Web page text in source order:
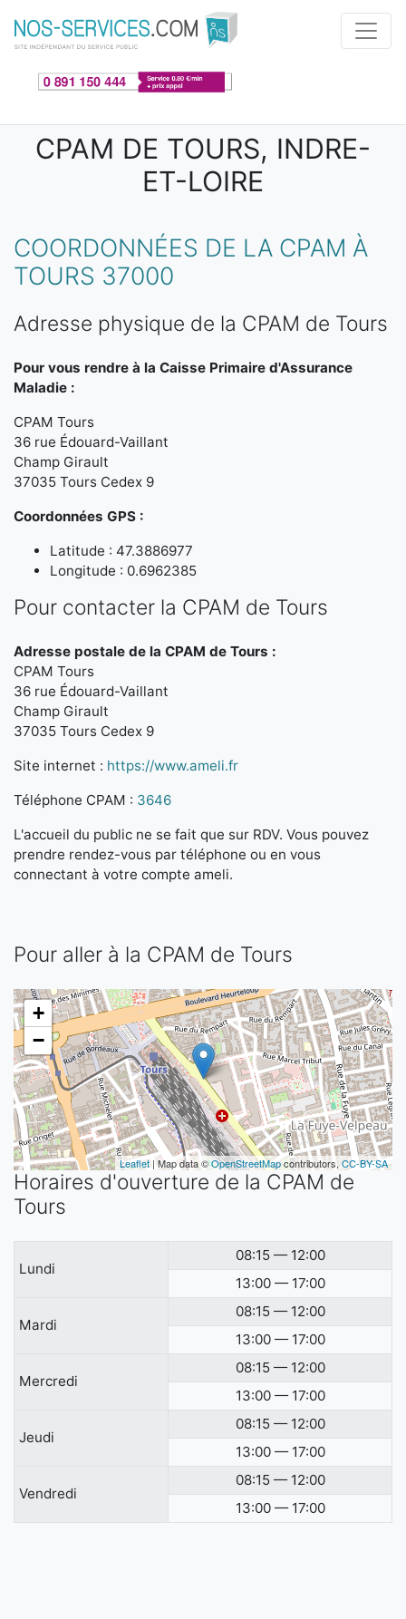
Aller au contenu principal
CPAM DE TOURS, INDRE-
ET-LOIRE
COORDONNÉES DE LA CPAM À
TOURS 37000
Adresse physique de la CPAM de Tours
Pour vous rendre à la Caisse Primaire d'Assurance
Maladie :
CPAM Tours
36 rue Édouard-Vaillant
Champ Girault
37035 Tours Cedex 9
Coordonnées GPS :
Latitude : 47.3886977
Longitude : 0.6962385
Pour contacter la CPAM de Tours
Adresse postale de la CPAM de Tours :
CPAM Tours
36 rue Édouard-Vaillant
Champ Girault
37035 Tours Cedex 9
Site internet : https://www.ameli.fr
Téléphone CPAM : 3646
L'accueil du public ne se fait que sur RDV. Vous pouvez
prendre rendez-vous par téléphone ou en vous
connectant à votre compte ameli.
Pour aller à la CPAM de Tours
+
−
Leaflet| Map data ©OpenStreetMapcontributors, CC-BY-SA
Horaires d'ouverture de la CPAM de
Tours
Lundi
08:15 — 12:00
13:00 — 17:00
Mardi
08:15 — 12:00
13:00 — 17:00
Mercredi
08:15 — 12:00
13:00 — 17:00
Jeudi
08:15 — 12:00
13:00 — 17:00
Vendredi
08:15 — 12:00
13:00 — 17:00